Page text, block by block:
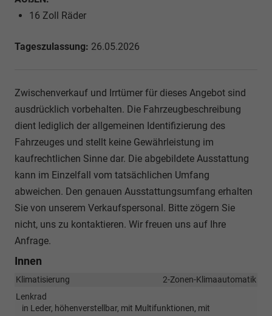
16 Zoll Räder
Tageszulassung: 26.05.2026
Zwischenverkauf und Irrtümer für dieses Angebot sind
ausdrücklich vorbehalten. Die Fahrzeugbeschreibung
dient lediglich der allgemeinen Identifizierung des
Fahrzeuges und stellt keine Gewährleistung im
kaufrechtlichen Sinne dar. Die abgebildete Ausstattung
kann im Einzelfall vom tatsächlichen Umfang
abweichen. Den genauen Ausstattungsumfang erhalten
Sie von unserem Verkaufspersonal. Bitte zögern Sie
nicht, uns zu kontaktieren. Wir freuen uns auf Ihre
Anfrage.
Innen
Klimatisierung
2-Zonen-Klimaautomatik
Lenkrad
in Leder, höhenverstellbar, mit Multifunktionen, mit